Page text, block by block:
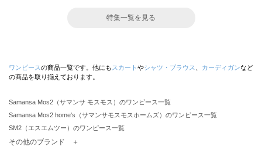
特集一覧を見る
ワンピースの商品一覧です。他にも スカート やシャツ・ブラウス カーディガンなど
の商品を取り揃えております。
Samansa Mos2（サマンサ モスモス）のワンピース一覧
Samansa Mos2 home's（サマンサモスモスホームズ）のワンピース一覧
SM2（エスエムツー）のワンピース一覧
TSUHARU by Samansa Mos2（ツハルバイサマンサモスモス）のワンピース一覧
その他のブランド ＋